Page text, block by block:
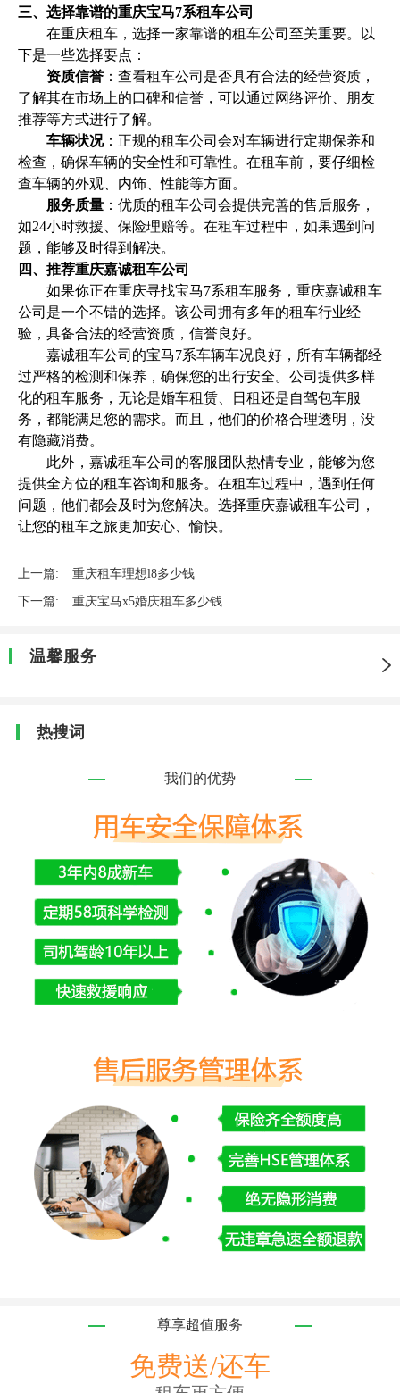
三、选择靠谱的重庆宝马7系租车公司
在重庆租车，选择一家靠谱的租车公司至关重要。以
下是一些选择要点：
资质信誉 ：查看租车公司是否具有合法的经营资质，
了解其在市场上的口碑和信誉，可以通过网络评价、朋友
推荐等方式进行了解。
车辆状况：正规的租车公司会对车辆进行定期保养和
检查，确保车辆的安全性和可靠性。在租车前，要仔细检
查车辆的外观、内饰、性能等方面。
服务质量 ：优质的租车公司会提供完善的售后服务，
如24小时救援、保险理赔等。在租车过程中，如果遇到问
题，能够及时得到解决。
四、推荐重庆嘉诚租车公司
如果你正在重庆寻找宝马7系租车服务，重庆嘉诚租车
公司是一个不错的选择。该公司拥有多年的租车行业经
验，具备合法的经营资质，信誉良好。
嘉诚租车公司的宝马7系车辆车况良好，所有车辆都经
过严格的检测和保养，确保您的出行安全。公司提供多样
化的租车服务，无论是婚车租赁、日租还是自驾包车服
务，都能满足您的需求。而且，他们的价格合理透明，没
有隐藏消费。
此外，嘉诚租车公司的客服团队热情专业，能够为您
提供全方位的租车咨询和服务。在租车过程中，遇到任何
问题，他们都会及时为您解决。选择重庆嘉诚租车公司，
让您的租车之旅更加安心、愉快。
上一篇: 重庆租车理想l8多少钱
下一篇: 重庆宝马x5婚庆租车多少钱
温馨服务
热搜词
我们的优势
尊享超值服务
免费送/还车